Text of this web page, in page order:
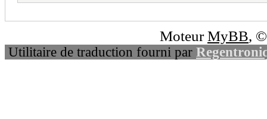
MoteurMyBB,
Utilitaire de traduction fourni par